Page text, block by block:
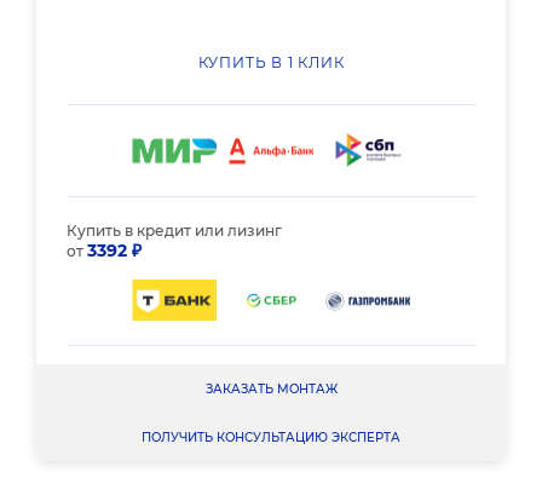
КУПИТЬ В 1 КЛИК
Купить в кредит или лизинг
от 3392 ₽
ЗАКАЗАТЬ МОНТАЖ
ПОЛУЧИТЬ КОНСУЛЬТАЦИЮ ЭКСПЕРТА